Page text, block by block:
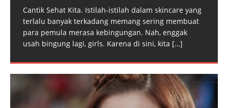
Cantik Sehat Kita. Istilah-istilah dalam skincare yang
terlalu banyak terkadang memang sering membuat
para pemula merasa kebingungan. Nah, enggak
usah bingung lagi, girls. Karena di sini, kita […]